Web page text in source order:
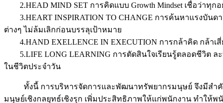
2.HEAD MIND SET การคิดแบบ Growth Mindset เชื่อว่าทุก
3.HEART INSPIRATION TO CHANGE การค้นหาแรงบั
ต่างๆ ไม่ล้มเลิกก่อนบรรลุเป้าหมาย
4.HAND EXELLENCE IN EXECUTION การกล้าคิด กล้าเ
5.LIFE LONG LEARNING การตัดสินใจเรียนรู้ตลอดชีวิต
ในชีวิตประจำวัน
ทั้งนี้ การบริหารจัดการและพัฒนาทรัพยากรมนุษย์ จึงมีสำ
มนุษย์เชิงกลยุทธ์เชิงรุก เพิ่มประสิทธิภาพให้แก่พนักงาน ทำให้พ